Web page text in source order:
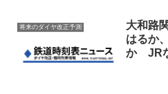
将来のダイヤ改正予測
大和路
はるか
か JR